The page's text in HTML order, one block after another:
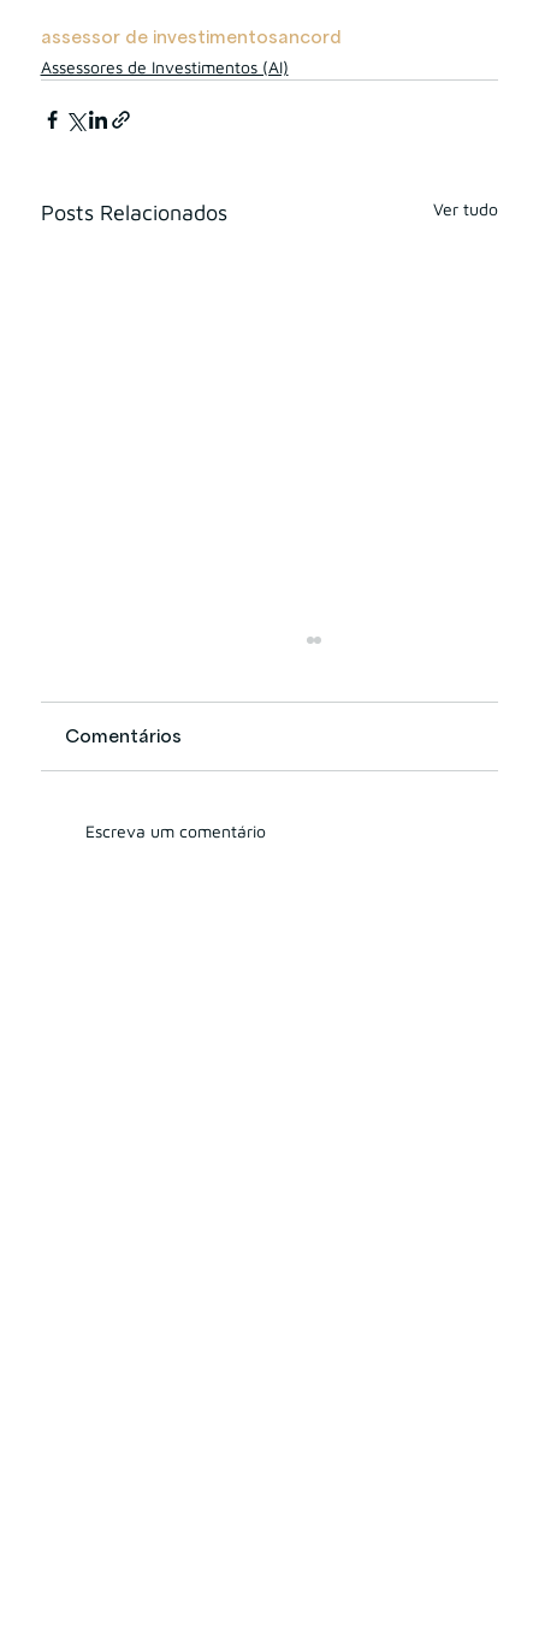
assessor de investimentosancord
Assessores de Investimentos (AI)
Posts Relacionados Ver tudo
Comentários
Escreva um comentário